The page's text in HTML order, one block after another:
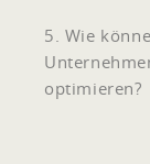
5. Wie
optimieren?